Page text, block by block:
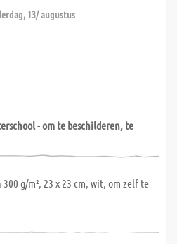
13/ augustus
- om te beschilderen, te
g/m², 23 x 23 cm, wit, om zelf te